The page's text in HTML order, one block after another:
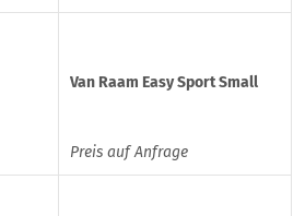
Van Raam Easy Sport Small
Preis auf Anfrage